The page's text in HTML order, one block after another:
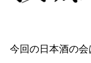
今回の日本酒の会